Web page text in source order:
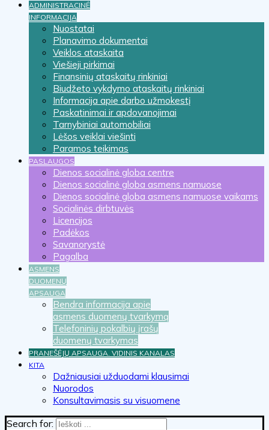
ADMINISTRACINĖ
INFORMACIJA
Nuostatai
Planavimo dokumentai
Veiklos ataskaita
Viešieji pirkimai
Finansinių ataskaitų rinkiniai
Biudžeto vykdymo ataskaitų rinkiniai
Informacija apie darbo užmokestį
Paskatinimai ir apdovanojimai
Tarnybiniai automobiliai
Lėšos veiklai viešinti
Paramos teikimas
PASLAUGOS
Dienos socialinė globa centre
Dienos socialinė globa asmens namuose
Dienos socialinė globa asmens namuose vaikams
Socialinės dirbtuvės
Licencijos
Padėkos
Savanorystė
Pagalba
ASMENS
DUOMENŲ
APSAUGA
Bendra informacija apie
asmens duomenų tvarkymą
Telefoninių pokalbių įrašų
duomenų tvarkymas
PRANEŠĖJŲ APSAUGA. VIDINIS KANALAS
KITA
Dažniausiai užduodami klausimai
Nuorodos
Konsultavimasis su visuomene
Search for: